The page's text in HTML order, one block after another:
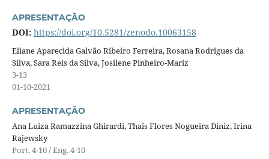
APRESENTAÇÃO
DOI: https://doi.org/10.5281/zenodo.10063158
Eliane Aparecida Galvão Ribeiro Ferreira, Rosana Rodrigues da
Silva, Sara Reis da Silva, Josilene Pinheiro-Mariz
3-13
01-10-2021
APRESENTAÇÃO
Ana Luiza Ramazzina Ghirardi, Thaïs Flores Nogueira Diniz, Irina
Rajewsky
Port. 4-10 / Eng. 4-10